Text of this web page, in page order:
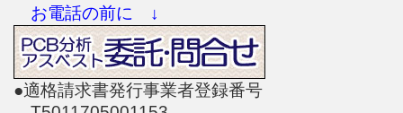
お電話の前に ↓
●適格請求書発行事業者登録番号